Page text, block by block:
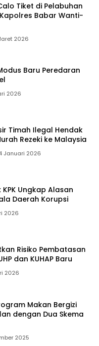
Fakta.
Tiket di Pelabuhan
Babar Wanti-
2026
Baru Peredaran
2026
Timah Ilegal Hendak
Rezeki ke Malaysia
Januari 2026
Ungkap Alasan
Daerah Korupsi
2026
Risiko Pembatasan
dan KUHAP Baru
2026
Makan Bergizi
dengan Dua Skema
2025